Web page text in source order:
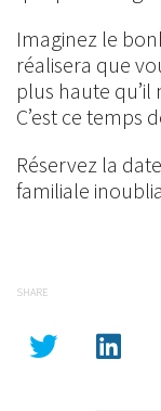
Imaginez le
réalisera que
plus haute qu’il
C’est ce temps
Réservez la
familiale
SHARE